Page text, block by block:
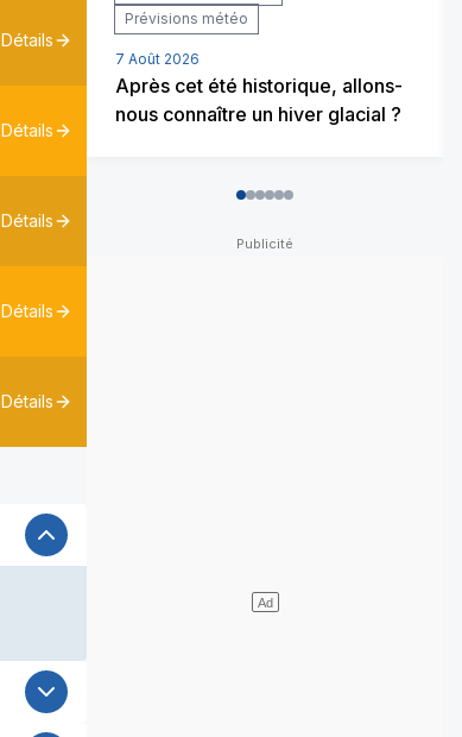
Détails
Détails
Détails
Détails
Détails
Prévisions météo
7 Août 2026
Après cet été historique, allons-
nous connaître un hiver glacial ?